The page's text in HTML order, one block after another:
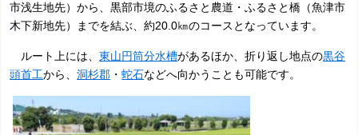
市浅生地先）から、黒部市境のふるさと農道・ふるさと橋（魚津市
木下新地先）までを結ぶ、約20.0㎞のコースとなっています。
ルート上には、東山円筒分水槽があるほか、折り返し地点の黒谷
頭首工から、洞杉郡 ・蛇石などへ向かうことも可能です。